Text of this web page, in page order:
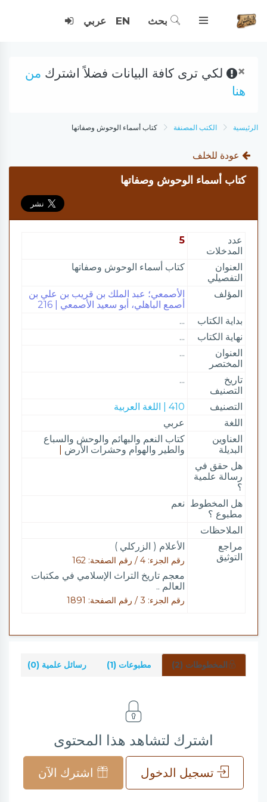
بحث EN عربي
× لكي ترى كافة البيانات فضلاً اشترك من
هنا
الرئيسية الكتب المصنفة كتاب أسماء الوحوش وصفاتها
عودة للخلف
كتاب أسماء الوحوش وصفاتها
عدد
المدخلات
5
العنوان
التفصيلي
كتاب أسماء الوحوش وصفاتها
المؤلف
الأصمعي؛ عبد الملك بن قريب بن علي بن
أصمع الباهلي، أبو سعيد الأصمعي | 216
بداية الكتاب
...
نهاية الكتاب
...
العنوان
المختصر
...
تاريخ
التصنيف
...
التصنيف
410 | اللغة العربية
اللغة
عربي
العناوين
البديلة
كتاب النعم والبهائم والوحش والسباع
والطير والهوام وحشرات الأرض
هل حقق في
رسالة علمية
؟
هل المخطوط
مطبوع ؟
نعم
الملاحظات
مراجع
التوثيق
الأعلام ( الزركلي )
رقم الجزء: 4 / رقم الصفحة: 162
معجم تاريخ التراث الإسلامي في مكتبات
العالم ..
رقم الجزء: 3 / رقم الصفحة: 1891
المخطوطات (2) مطبوعات (1) رسائل علمية (0)
اشترك لتشاهد هذا المحتوى
تسجيل الدخول اشترك الآن